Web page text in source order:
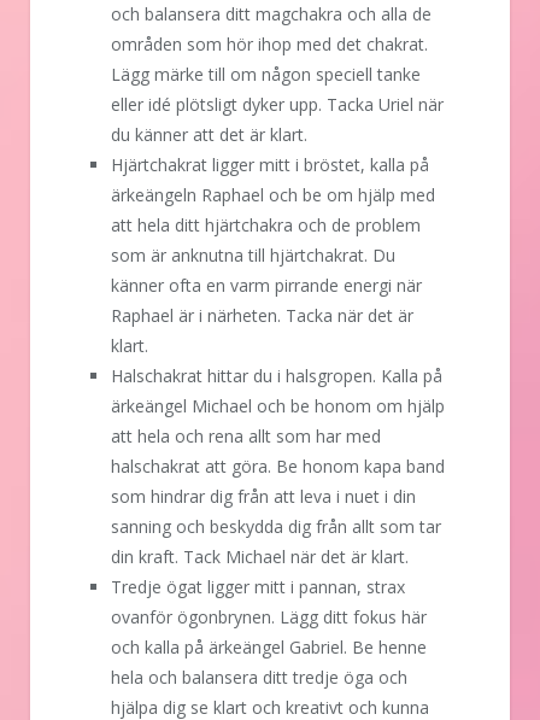
och balansera ditt magchakra och alla de
områden som hör ihop med det chakrat.
Lägg märke till om någon speciell tanke
eller idé plötsligt dyker upp. Tacka Uriel när
du känner att det är klart.
Hjärtchakrat ligger mitt i bröstet, kalla på
ärkeängeln Raphael och be om hjälp med
att hela ditt hjärtchakra och de problem
som är anknutna till hjärtchakrat. Du
känner ofta en varm pirrande energi när
Raphael är i närheten. Tacka när det är
klart.
Halschakrat hittar du i halsgropen. Kalla på
ärkeängel Michael och be honom om hjälp
att hela och rena allt som har med
halschakrat att göra. Be honom kapa band
som hindrar dig från att leva i nuet i din
sanning och beskydda dig från allt som tar
din kraft. Tack Michael när det är klart.
Tredje ögat ligger mitt i pannan, strax
ovanför ögonbrynen. Lägg ditt fokus här
och kalla på ärkeängel Gabriel. Be henne
hela och balansera ditt tredje öga och
hjälpa dig se klart och kreativt och kunna